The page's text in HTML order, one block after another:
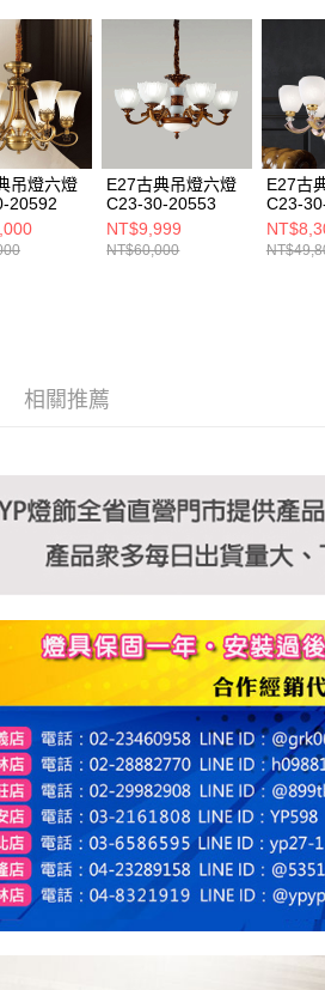
吊燈六燈
20592
E27古典吊燈六燈
C23-30-20553
NT$9,999
NT$60,000
E27古
C23-
相關推薦